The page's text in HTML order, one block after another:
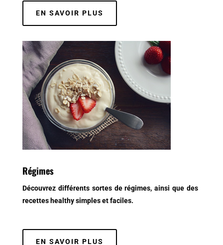
EN SAVOIR PLUS
Régimes
Découvrez différents sortes de régimes, ainsi que des
recettes healthy simples et faciles.
EN SAVOIR PLUS